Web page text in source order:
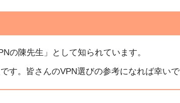
の陳先生」として知られています。
。皆さんのVPN選びの参考になれば幸いで